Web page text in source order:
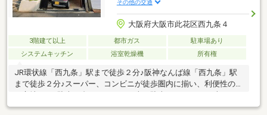
その他の交通
大阪府大阪市此花区西九条４
3階建て以上 都市ガス
駐車場あり
システムキッチン
浴室乾燥機 所有権
JR環状線「西九条」駅まで徒歩２分♪阪神なんば線「西九条」駅
まで徒歩２分♪スーパー、コンビニが徒歩圏内に揃い、利便性の良
よる）設備は、食洗機・浴室乾燥機に１８インチの大型浴室テレ